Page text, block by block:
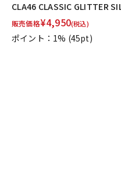
CLA46 CLASSIC GLITTER
販売価格¥4,950(税込)
ポイント：1% (45pt)